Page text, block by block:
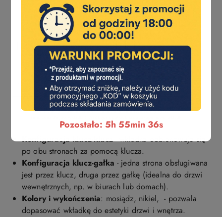
Pozostało: 5h 55min 35s
Konfiguracja klucz-klucz- wkładka odblokowuje się
po obu stronach za pomocą klucza.
Konfiguracja klucz-gałka - jedna strona obsługiwana
jest przez klucz, druga przez gałkę (idealna do drzwi
wewnętrznych, np. w biurach lub domach).
Kolory i wykończenia: mosiądz, nikiel, - pozwala
dopasować wkładkę do estetyki drzwi i wnętrza.